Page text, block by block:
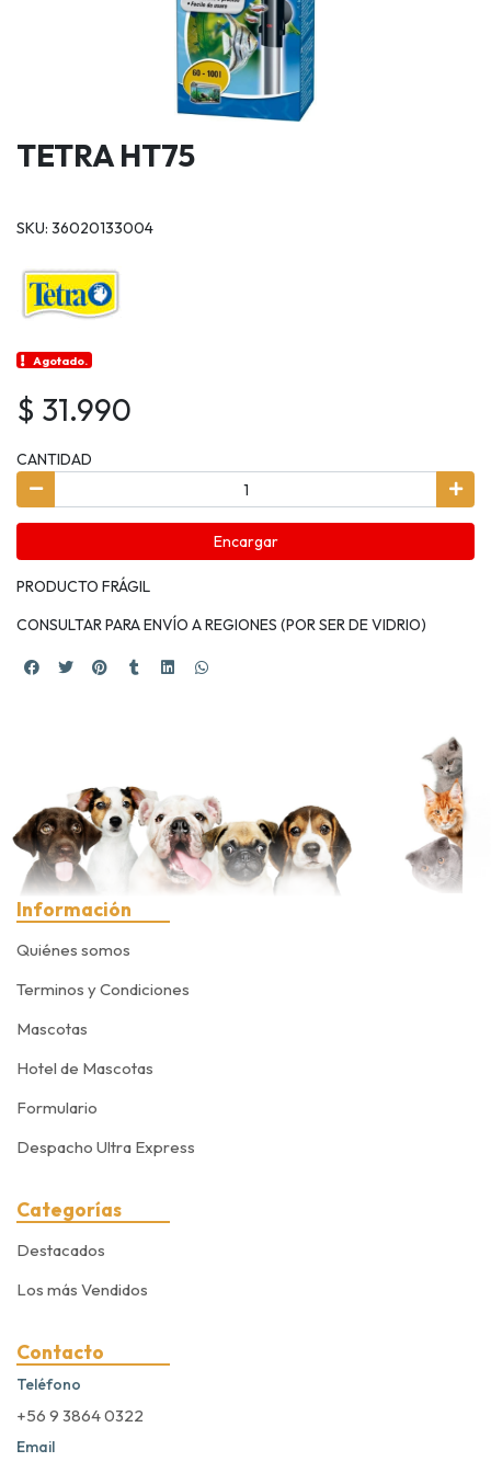
TETRA HT75
SKU: 36020133004
Agotado.
$ 31.990
CANTIDAD
Encargar
PRODUCTO FRÁGIL
CONSULTAR PARA ENVÍO A REGIONES (POR SER DE VIDRIO)
Información
Quiénes somos
Terminos y Condiciones
Mascotas
Hotel de Mascotas
Formulario
Despacho Ultra Express
Categorías
Destacados
Los más Vendidos
Contacto
Teléfono
+56 9 3864 0322
Email